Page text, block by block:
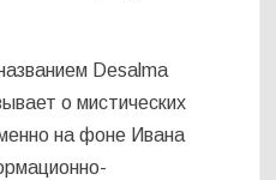
Desalma
о мистических
на фоне Ивана